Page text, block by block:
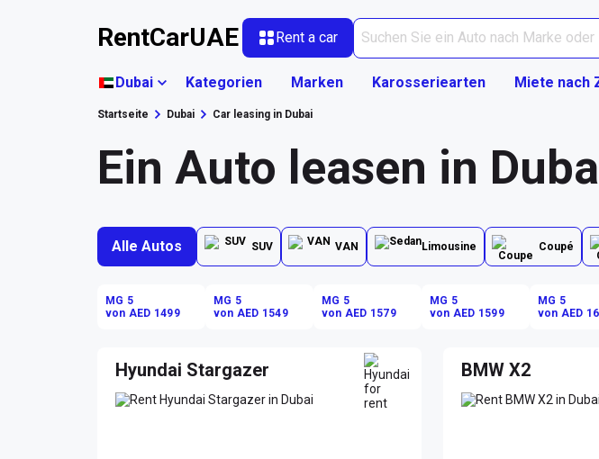
RentCarUAE Rent a car
Dubai Kategorien Marken Karosseriearten Miete nach
Startseite Dubai Car leasing in Dubai
Ein Auto leasen in
Alle Autos SUV VAN Limousine Coupé
MG 5
von AED 1499
MG 5
von AED 1549
MG 5
von AED 1579
MG 5
von AED 1599
MG 5
von AED
Hyundai Stargazer BMW X2